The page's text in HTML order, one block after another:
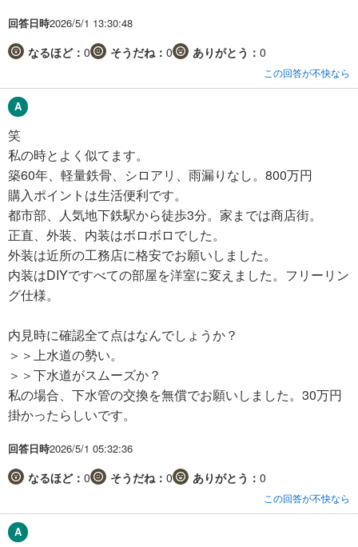
回答日時2026/5/1 13:30:48
なるほど： 0 そうだね： 0 ありがとう： 0
この回答が不快なら
笑
私の時とよく似てます。
築60年、軽量鉄骨、シロアリ、雨漏りなし。800万円
購入ポイントは生活便利です。
都市部、人気地下鉄駅から徒歩3分。家までは商店街。
正直、外装、内装はボロボロでした。
外装は近所の工務店に格安でお願いしました。
内装はDIYですべての部屋を洋室に変えました。フリーリン
グ仕様。
内見時に確認全て点はなんでしょうか？
＞＞上水道の勢い。
＞＞下水道がスムーズか？
私の場合、下水管の交換を無償でお願いしました。30万円
掛かったらしいです。
回答日時2026/5/1 05:32:36
なるほど： 0 そうだね： 0 ありがとう： 0
この回答が不快なら